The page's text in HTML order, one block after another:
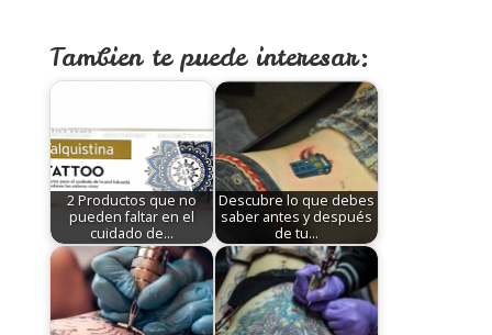
Tambien te puede interesar:
2 Productos que no
pueden faltar en el
cuidado de…
Descubre lo que debes
saber antes y después
de tu…